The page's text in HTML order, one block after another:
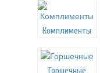
Комплименты
Горшечные